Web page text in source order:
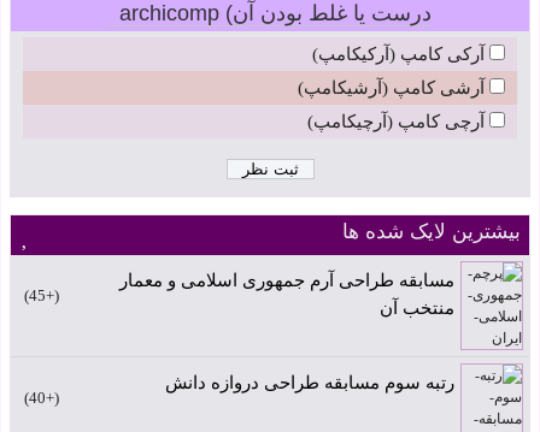
درست یا غلط بودن آن) archicomp
آرکی کامپ (آرکیکامپ)
آرشی کامپ (آرشیکامپ)
آرچی کامپ (آرچیکامپ)
بیشترین لایک شده ها
مسابقه طراحی آرم جمهوری اسلامی و معمار
منتخب آن
+45
رتبه سوم مسابقه طراحی دروازه دانش
+40